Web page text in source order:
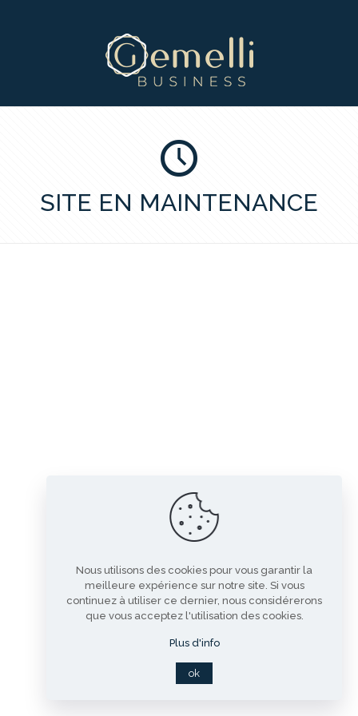
SITE EN MAINTENANCE
Nous utilisons des cookies pour vous garantir la
meilleure expérience sur notre site. Si vous
continuez à utiliser ce dernier, nous considérerons
que vous acceptez l'utilisation des cookies.
Plus d'info
ok